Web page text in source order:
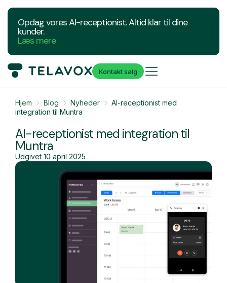
Opdag vores AI-receptionist. Altid klar til dine
kunder.
Læs mere
Kontakt salg
Hjem Blog Nyheder
AI-receptionist med
integration til Muntra
AI-receptionist med integration til
Muntra
Udgivet 10 april 2025